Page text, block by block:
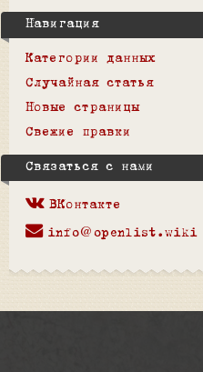
Навигация
Категории данных
Случайная статья
Новые страницы
Свежие правки
Связаться с нами
ВКонтакте
info@openlist.wiki